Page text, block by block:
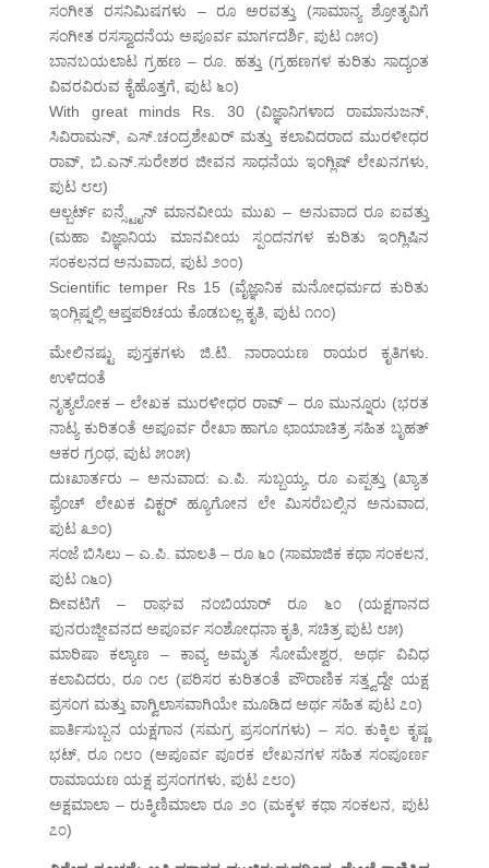
ಸಂಗೀತ ರಸನಿಮಿಷಗಳು – ರೂ ಅರವತ್ತು (ಸಾಮಾನ್ಯ ಶ್ರೋತೃವಿಗೆ
ಸಂಗೀತ ರಸಸ್ವಾದನೆಯ ಅಪೂರ್ವ ಮಾರ್ಗದರ್ಶಿ, ಪುಟ ೧೫೦)
ಬಾನಬಯಲಾಟ ಗ್ರಹಣ – ರೂ. ಹತ್ತು (ಗ್ರಹಣಗಳ ಕುರಿತು ಸಾದ್ಯಂತ
ವಿವರವಿರುವ ಕೈಹೊತ್ತಗೆ, ಪುಟ ೬೦)
With great minds Rs. 30 (ವಿಜ್ಞಾನಿಗಳಾದ ರಾಮಾನುಜನ್,
ಸಿವಿರಾಮನ್, ಎಸ್.ಚಂದ್ರಶೇಖರ್ ಮತ್ತು ಕಲಾವಿದರಾದ ಮುರಳೀಧರ
ರಾವ್, ಬಿ.ಎನ್.ಸುರೇಶರ ಜೀವನ ಸಾಧನೆಯ ಇಂಗ್ಲಿಷ್ ಲೇಖನಗಳು,
ಪುಟ ೮೮)
ಆಲ್ಬರ್ಟ್ ಐನ್ಸ್ಟೈನ್ ಮಾನವೀಯ ಮುಖ – ಅನುವಾದ ರೂ ಐವತ್ತು
(ಮಹಾ ವಿಜ್ಞಾನಿಯ ಮಾನವೀಯ ಸ್ಪಂದನಗಳ ಕುರಿತು ಇಂಗ್ಲಿಷಿನ
ಸಂಕಲನದ ಅನುವಾದ, ಪುಟ ೨೦೦)
Scientific temper Rs 15 (ವೈಜ್ಞಾನಿಕ ಮನೋಧರ್ಮದ ಕುರಿತು
ಇಂಗ್ಲಿಷ್ನಲ್ಲಿ ಆಪ್ತಪರಿಚಯ ಕೊಡಬಲ್ಲ ಕೃತಿ, ಪುಟ ೧೧೦)
ಮೇಲಿನಷ್ಟು ಪುಸ್ತಕಗಳು ಜಿ.ಟಿ. ನಾರಾಯಣ ರಾಯರ ಕೃತಿಗಳು.
ಉಳಿದಂತೆ
ನೃತ್ಯಲೋಕ – ಲೇಖಕ ಮುರಳೀಧರ ರಾವ್ – ರೂ ಮುನ್ನೂರು (ಭರತ
ನಾಟ್ಯ ಕುರಿತಂತೆ ಅಪೂರ್ವ ರೇಖಾ ಹಾಗೂ ಛಾಯಾಚಿತ್ರ ಸಹಿತ ಬೃಹತ್
ಆಕರ ಗ್ರಂಥ, ಪುಟ ೫೦೫)
ದುಃಖಾರ್ತರು – ಅನುವಾದ: ಎ.ಪಿ. ಸುಬ್ಬಯ್ಯ, ರೂ ಎಪ್ಪತ್ತು (ಖ್ಯಾತ
ಫ್ರೆಂಚ್ ಲೇಖಕ ವಿಕ್ಟರ್ ಹ್ಯೂಗೋನ ಲೇ ಮಿಸರೆಬಲ್ಸಿನ ಅನುವಾದ,
ಪುಟ ೩೨೦)
ಸಂಜೆ ಬಿಸಿಲು – ಎ.ಪಿ. ಮಾಲತಿ – ರೂ ೬೦ (ಸಾಮಾಜಿಕ ಕಥಾ ಸಂಕಲನ,
ಪುಟ ೧೬೦)
ದೀವಟಿಗೆ – ರಾಘವ ನಂಬಿಯಾರ್ ರೂ ೬೦ (ಯಕ್ಷಗಾನದ
ಪುನರುಜ್ಜೀವನದ ಅಪೂರ್ವ ಸಂಶೋಧನಾ ಕೃತಿ, ಸಚಿತ್ರ ಪುಟ ೮೫)
ಮಾರಿಷಾ ಕಲ್ಯಾಣ – ಕಾವ್ಯ ಅಮೃತ ಸೋಮೇಶ್ವರ, ಅರ್ಥ ವಿವಿಧ
ಕಲಾವಿದರು, ರೂ ೧೮ (ಪರಿಸರ ಕುರಿತಂತೆ ಪೌರಾಣಿಕ ಸತ್ತ್ವದ್ದೇ ಯಕ್ಷ
ಪ್ರಸಂಗ ಮತ್ತು ವಾಗ್ವಿಲಾಸವಾಗಿಯೇ ಮೂಡಿದ ಅರ್ಥ ಸಹಿತ ಪುಟ ೭೦)
ಪಾರ್ತಿಸುಬ್ಬನ ಯಕ್ಷಗಾನ (ಸಮಗ್ರ ಪ್ರಸಂಗಗಳು) – ಸಂ. ಕುಕ್ಕಿಲ ಕೃಷ್ಣ
ಭಟ್, ರೂ ೧೮೦ (ಅಪೂರ್ವ ಪೂರಕ ಲೇಖನಗಳ ಸಹಿತ ಸಂಪೂರ್ಣ
ರಾಮಾಯಣ ಯಕ್ಷ ಪ್ರಸಂಗಗಳು, ಪುಟ ೭೮೦)
ಅಕ್ಷಮಾಲಾ – ರುಕ್ಮಿಣಿಮಾಲಾ ರೂ ೨೦ (ಮಕ್ಕಳ ಕಥಾ ಸಂಕಲನ, ಪುಟ
೭೦)